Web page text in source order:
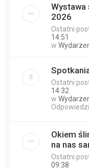
Wystawa
2026
Ostatni
14:51
w
Ostatni
14:32
w
Okiem
na nas
Ostatni
09:38